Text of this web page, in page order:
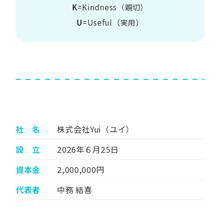
K=Kindness​（親切）
U=Useful​（実用）​
社 名
株式会社Yui（ユイ）
設 立
2026年６月25日
資本金
2,000,000円
代表者
中務 結喜